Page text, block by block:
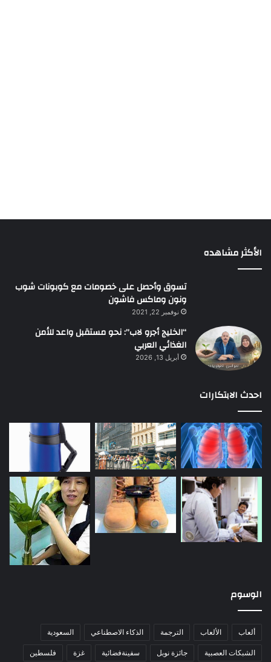
الأكثر مشاهده
تسوق وأحصل على خصومات مع كوبونات شوب
ونون وماكس فاشون
نوفمبر 22, 2021
“الخليج أجرو لاب”: نحو مستقبل واعد للأمن
الغذائي العربي
أبريل 13, 2026
احدث الابتكارات
الوسوم
ألعاب الألعاب الترجمة الذكاء الاصطناعي السعودية
الشبكات العصبية جائزة نوبل سفينةفضائية غزة فلسطين